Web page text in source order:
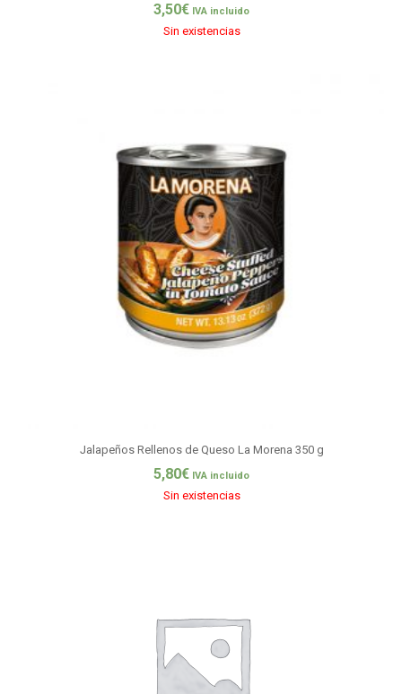
3,50€ IVA incluido
Sin existencias
Jalapeños Rellenos de Queso La Morena 350 g
5,80€ IVA incluido
Sin existencias